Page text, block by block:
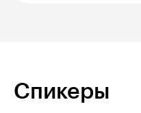
Спикеры